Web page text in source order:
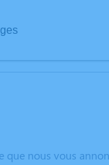
que nous vous